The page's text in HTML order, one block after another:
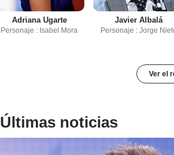
Adriana Ugarte
Personaje : Isabel Mora
Javier Albalá
Personaje : Jorge
Ver el
Últimas noticias